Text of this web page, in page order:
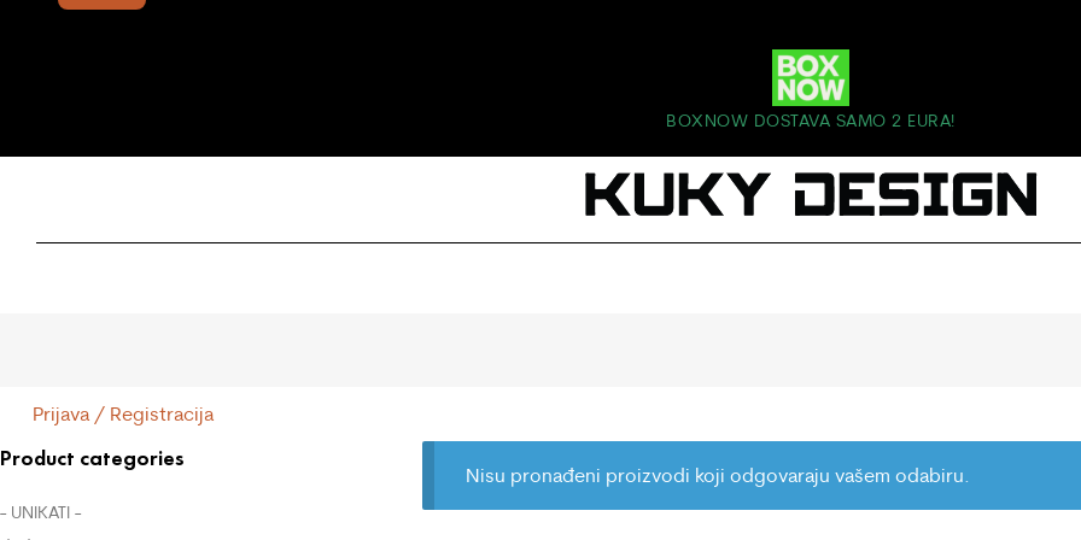
BOXNOW DOSTAVA SAMO 2 EURA!
Prijava / Registracija
Nisu pronađeni proizvodi koji odgovaraju vašem odabiru.
Product categories
- UNIKATI -